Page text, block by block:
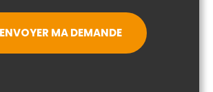
ENVOYER MA DEMANDE